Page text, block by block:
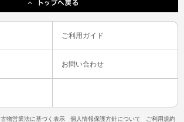
ご利用ガイド
お問い合わせ
古物営業法に基づく表示 個人情報保護方針について ご利用規約